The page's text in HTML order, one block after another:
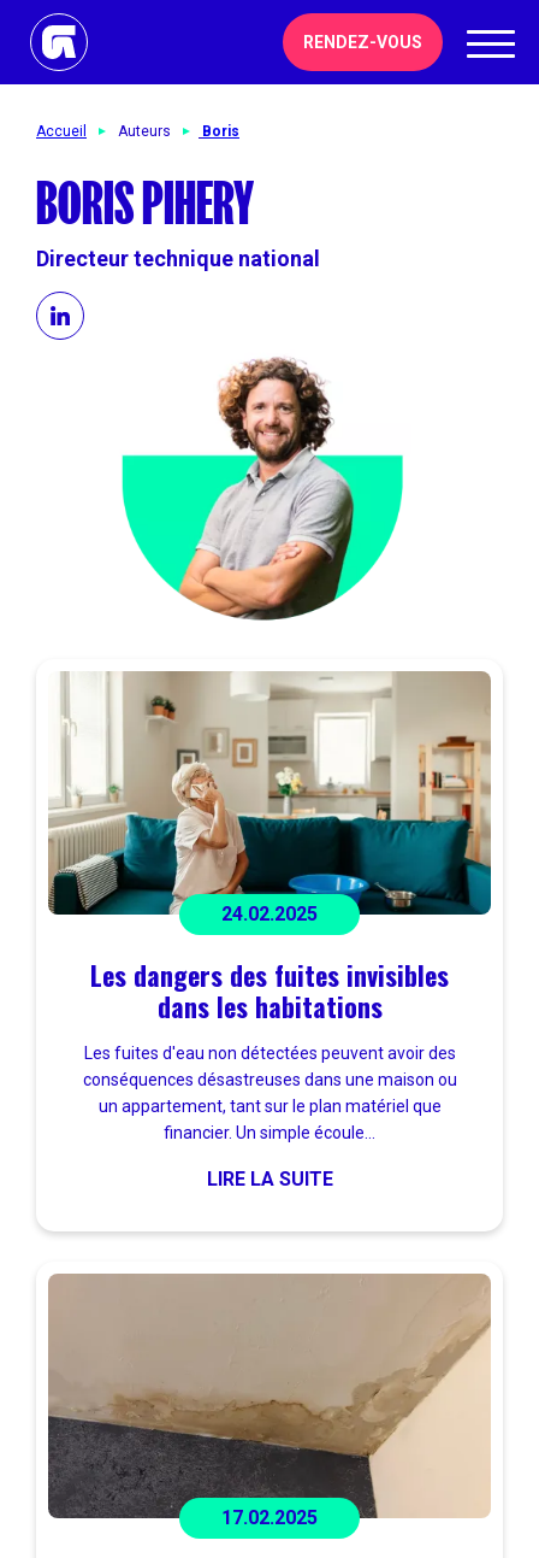
RENDEZ-VOUS
Accueil Auteurs Boris
BORIS PIHERY
Directeur technique national
24.02.2025
Les dangers des fuites invisibles
dans les habitations
Les fuites d'eau non détectées peuvent avoir des
conséquences désastreuses dans une maison ou
un appartement, tant sur le plan matériel que
financier. Un simple écoule...
LIRE LA SUITE
17.02.2025